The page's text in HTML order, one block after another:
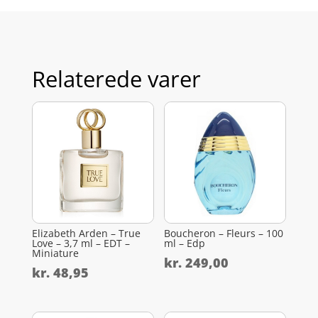
Relaterede varer
Elizabeth Arden – True
Love – 3,7 ml – EDT –
Miniature
kr.48,95
Boucheron – Fleurs – 100
ml – Edp
kr. 249,00